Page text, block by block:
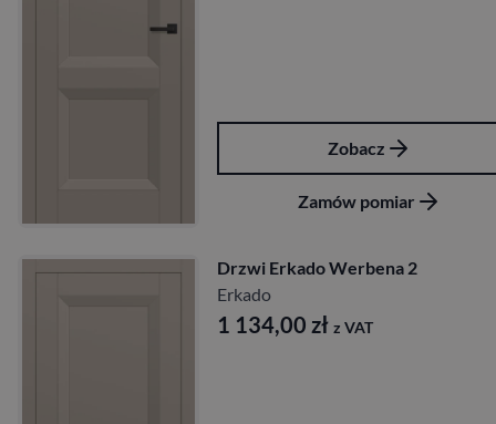
Zobacz
Zamów pomiar
Drzwi Erkado Werbena 2
Erkado
1 134,00 zł z VAT